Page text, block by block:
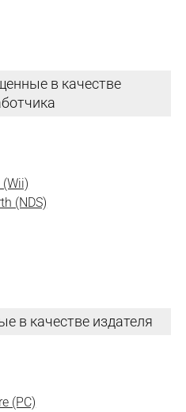
в качестве
(Wii)
(NDS)
в качестве издателя
(PC)